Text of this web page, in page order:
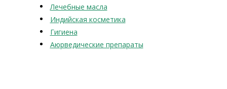
Лечебные масла
Индийская косметика
Гигиена
Аюрведические препараты